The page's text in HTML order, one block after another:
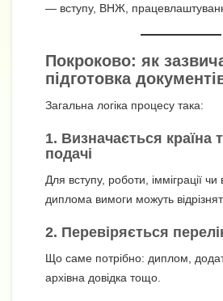
— вступу, ВНЖ,
Покроково: як
підготовка
Загальна логіка процесу така:
1. Визначається країна
подачі
Для вступу, роботи, імміграції чи
диплома вимоги можуть
2. Перевіряється
Що саме потрібно: диплом,
архівна довідка тощо.